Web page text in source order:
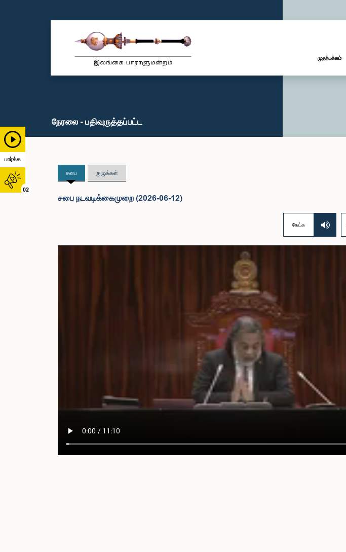
பார்க்க
02
முதற்பக்கம்
நேரலை - பதிவுருத்தப்பட்ட
சபை குழுக்கள்
சபை நடவடிக்கைமுறை (2026-06-12)
கேட்க